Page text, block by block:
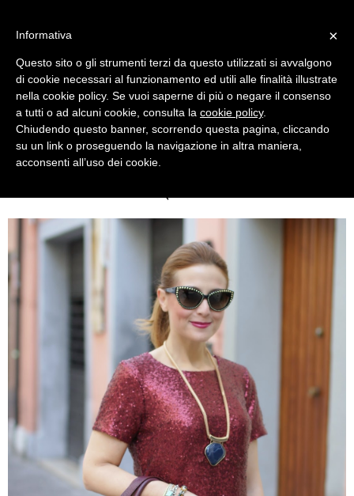
WEDNESDAY, NOVEMBER 26, 2014
×
Informativa
Questo sito o gli strumenti terzi da questo utilizzati si avvalgono
di cookie necessari al funzionamento ed utili alle finalità illustrate
nella cookie policy. Se vuoi saperne di più o negare il consenso
a tutti o ad alcuni cookie, consulta la cookie policy.
Chiudendo questo banner, scorrendo questa pagina, cliccando
su un link o proseguendo la navigazione in altra maniera,
acconsenti all’uso dei cookie.